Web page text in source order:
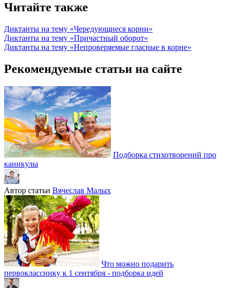
Читайте также
Диктанты на тему «Чередующиеся корни»
Диктанты на тему «Причастный оборот»
Диктанты на тему «Непроверяемые гласные в корне»
Рекомендуемые статьи на сайте
Подборка стихотворений про
каникулы
Автор статьи Вячеслав Малых
Что можно подарить
первокласснику к 1 сентября - подборка идей